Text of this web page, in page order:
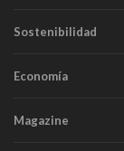
Sostenibilidad
Economía
Magazine